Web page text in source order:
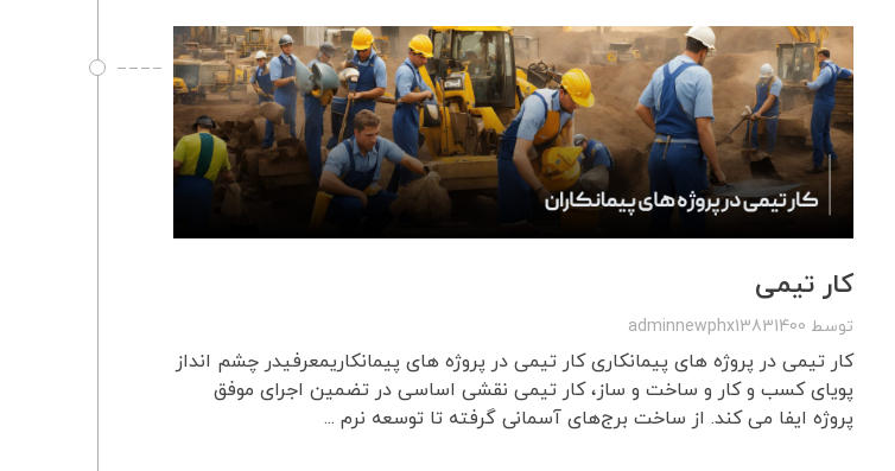
کار تیمی
توسط adminnewphx13831400
کار تیمی در پروژه های پیمانکاری کار تیمی در پروژه های پیمانکاریمعرفیدر چشم انداز
پویای کسب و کار و ساخت و ساز، کار تیمی نقشی اساسی در تضمین اجرای موفق
پروژه ایفا می کند. از ساخت برج‌های آسمانی گرفته تا توسعه نرم‌ ...